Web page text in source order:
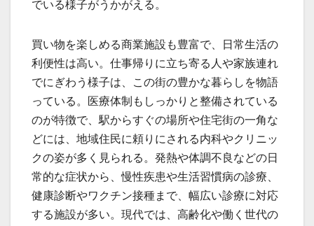
でいる様子がうかがえる。
買い物を楽しめる商業施設も豊富で、日常生活の
利便性は高い。仕事帰りに立ち寄る人や家族連れ
でにぎわう様子は、この街の豊かな暮らしを物語
っている。医療体制もしっかりと整備されている
のが特徴で、駅からすぐの場所や住宅街の一角な
どには、地域住民に頼りにされる内科やクリニッ
クの姿が多く見られる。発熱や体調不良などの日
常的な症状から、慢性疾患や生活習慣病の診療、
健康診断やワクチン接種まで、幅広い診療に対応
する施設が多い。現代では、高齢化や働く世代の